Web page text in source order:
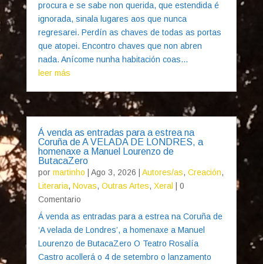
procura e se sabe non querida, que estendida é
ignorada, sinala lugares aos que nunca
regresarei. Perdín as chaves de todas as portas
que atopei. Encontro chaves que non abren
nada. Anícome nunha habitación coas...
leer más
Á venda as entradas para a estrea na
Coruña de A VELADA DE LONDRES, a
homenaxe a Manuel Lourenzo de
ButacaZero
por martinho Ago 3, 2026 Autores/as, Creación,
Literaria, Novas, Outras Artes, Xeral
| 0
Comentario
Á venda as entradas para a estrea na Coruña de
‘A velada de Londres’, a homenaxe a Manuel
Lourenzo de ButacaZero O Teatro Rosalía
Castro acollerá o 4 de setembro o lanzamento